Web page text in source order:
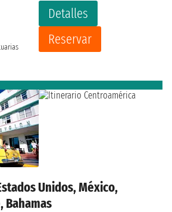
Detalles
Reservar
Unidos, México,
Bahamas